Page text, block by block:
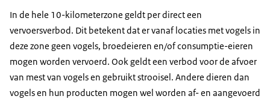
In de hele 10-kilometerzone geldt per direct een
vervoersverbod. Dit betekent dat er vanaf locaties met vogels in
deze zone geen vogels, broedeieren en/of consumptie-eieren
mogen worden vervoerd. Ook geldt een verbod voor de afvoer
van mest van vogels en gebruikt strooisel. Andere dieren dan
vogels en hun producten mogen wel worden af- en aangevoerd